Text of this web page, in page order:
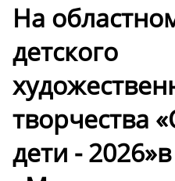
На
детского
творчества
дети -